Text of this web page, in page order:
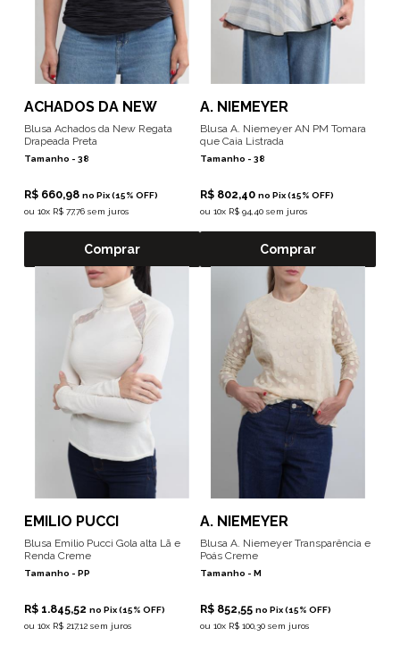
ACHADOS DA NEW
Blusa Achados da New Regata
Drapeada Preta
Tamanho - 38
R$ 660,98 no Pix (15% OFF)
ou 10x R$ 77,76 sem juros
Comprar
A. NIEMEYER
Blusa A. Niemeyer AN PM Tomara
que Caia Listrada
Tamanho - 38
R$ 802,40 no Pix (15% OFF)
ou 10x R$ 94,40 sem juros
Comprar
EMILIO PUCCI
Blusa Emilio Pucci Gola alta Lã e
Renda Creme
Tamanho - PP
R$ 1.845,52 no Pix (15% OFF)
ou 10x R$ 217,12 sem juros
A. NIEMEYER
Blusa A. Niemeyer Transparência e
Poás Creme
Tamanho - M
R$ 852,55 no Pix (15% OFF)
ou 10x R$ 100,30 sem juros